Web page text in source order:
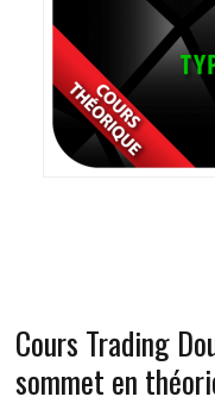
COURS TRADING PÉTROLE
COURS TRADING ARGENT
COURS TRADING BUND
COURS TRADING EUROSTOXX
Cours Trading
sommet en